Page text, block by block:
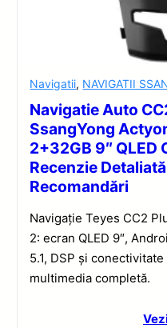
Navigatii, NAVIGATII
Navigatie Auto
SsangYong
2+32GB 9″
Recenzie
Recomandări
Navigație Teyes CC2
2: ecran QLED 9″,
5.1, DSP și
multimedia completă.